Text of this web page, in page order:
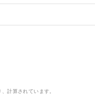
計算されています。